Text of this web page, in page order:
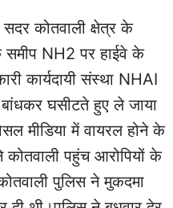
कोतवाली क्षेत्र के
NH2 पर हाईवे के
कार्यदायी संस्था NHAI
बांधकर घसीटते हुए ले जाया
मीडिया में वायरल होने के
पहुंच आरोपियों के
पुलिस ने मुकदमा